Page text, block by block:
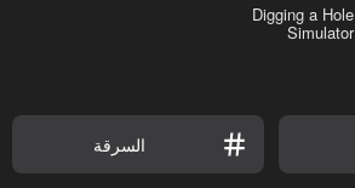
Digging a Hole
Simulator
السرقة